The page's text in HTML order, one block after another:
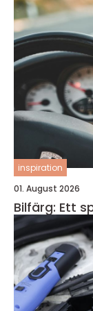
inspiration
01. August 2026
Bilfärg: Ett